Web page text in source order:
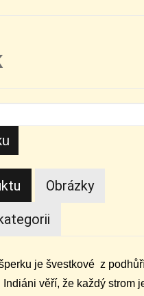
Obrázky
je švestkové z
Indiáni věří, že každý strom